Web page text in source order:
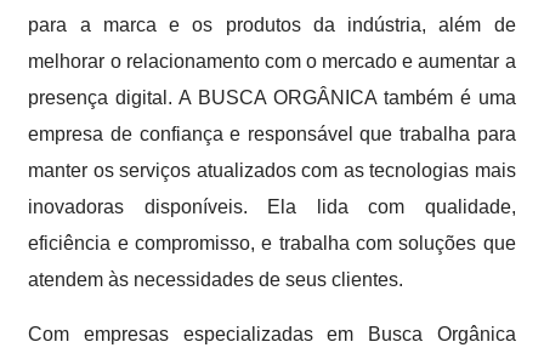
para a marca e os produtos da indústria, além de
melhorar o relacionamento com o mercado e aumentar a
presença digital. A BUSCA ORGÂNICA também é uma
empresa de confiança e responsável que trabalha para
manter os serviços atualizados com as tecnologias mais
inovadoras disponíveis. Ela lida com qualidade,
eficiência e compromisso, e trabalha com soluções que
atendem às necessidades de seus clientes.
Com empresas especializadas em Busca Orgânica